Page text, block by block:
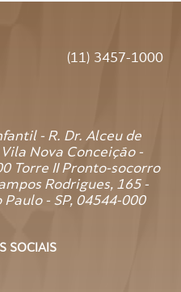
(11) 3457-1000
- R. Dr. Alceu de
Nova Conceição -
Torre II Pronto-socorro
Rodrigues, 165 -
- SP, 04544-000
SOCIAIS